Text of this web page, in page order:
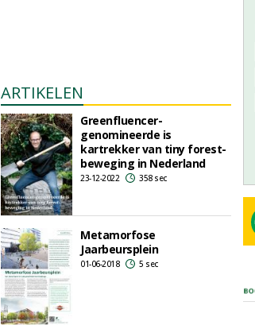
ARTIKELEN
Greenfluencer-
genomineerde is
kartrekker van tiny forest-
beweging in Nederland
23-12-2022 358 sec
Metamorfose
Jaarbeursplein
01-06-2018 5 sec